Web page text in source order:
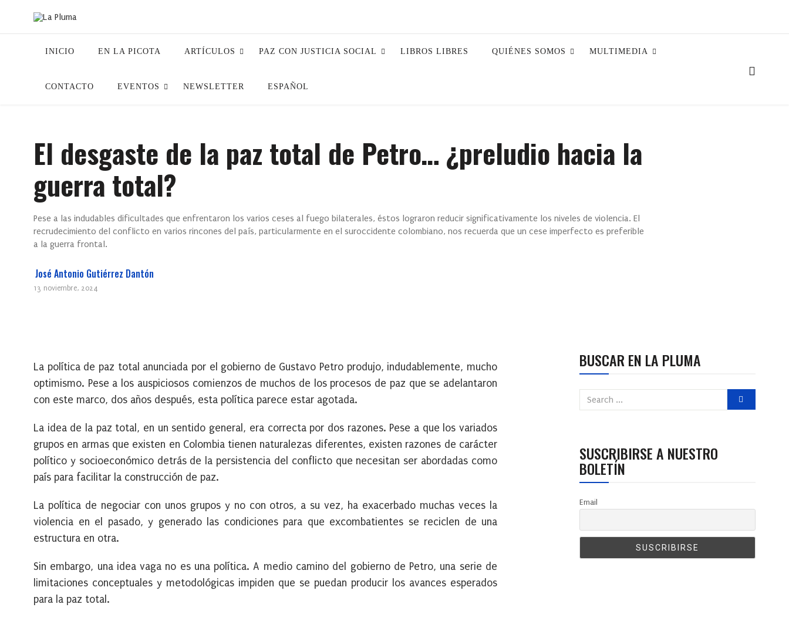
INICIO EN LA PICOTA ARTÍCULOS PAZ CON JUSTICIA SOCIAL LIBROS LIBRES QUIÉNES SOMOS MULTIMEDIA
CONTACTO EVENTOS NEWSLETTER ESPAÑOL
El desgaste de la paz total de Petro… ¿preludio hacia la
guerra total?
Pese a las indudables dificultades que enfrentaron los varios ceses al fuego bilaterales, éstos lograron reducir significativamente los niveles de violencia. El
recrudecimiento del conflicto en varios rincones del país, particularmente en el suroccidente colombiano, nos recuerda que un cese imperfecto es preferible
a la guerra frontal.
José Antonio Gutiérrez Dantón
13 noviembre, 2024
La política de paz total anunciada por el gobierno de Gustavo Petro produjo, indudablemente, mucho
optimismo. Pese a los auspiciosos comienzos de muchos de los procesos de paz que se adelantaron
con este marco, dos años después, esta política parece estar agotada.
La idea de la paz total, en un sentido general, era correcta por dos razones. Pese a que los variados
grupos en armas que existen en Colombia tienen naturalezas diferentes, existen razones de carácter
político y socioeconómico detrás de la persistencia del conflicto que necesitan ser abordadas como
país para facilitar la construcción de paz.
La política de negociar con unos grupos y no con otros, a su vez, ha exacerbado muchas veces la
violencia en el pasado, y generado las condiciones para que excombatientes se reciclen de una
estructura en otra.
Sin embargo, una idea vaga no es una política. A medio camino del gobierno de Petro, una serie de
limitaciones conceptuales y metodológicas impiden que se puedan producir los avances esperados
para la paz total.
BUSCAR EN LA PLUMA
SUSCRIBIRSE A NUESTRO
BOLETÍN
Email